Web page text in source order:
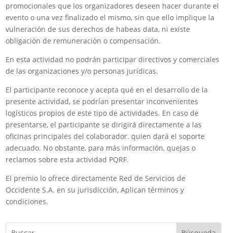
promocionales que los organizadores deseen hacer durante el
evento o una vez finalizado el mismo, sin que ello implique la
vulneración de sus derechos de habeas data, ni existe
obligación de remuneración o compensación.
En esta actividad no podrán participar directivos y comerciales
de las organizaciones y/o personas jurídicas.
El participante reconoce y acepta qué en el desarrollo de la
presente actividad, se podrían presentar inconvenientes
logísticos propios de este tipo de actividades. En caso de
presentarse, el participante se dirigirá directamente a las
oficinas principales del colaborador. quien dará el soporte
adecuado. No obstante, para más información, quejas o
reclamos sobre esta actividad PQRF.
El premio lo ofrece directamente Red de Servicios de
Occidente S.A. en su jurisdicción, Aplican términos y
condiciones.